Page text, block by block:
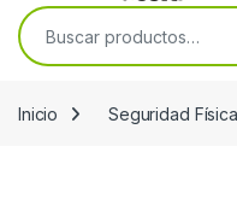
Buscar por:
Inicio Seguridad Física